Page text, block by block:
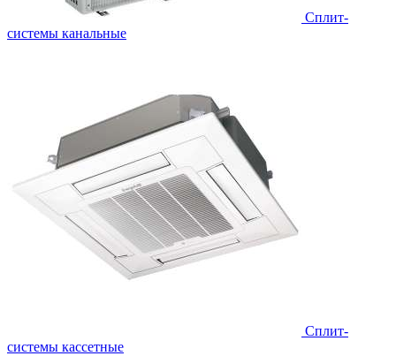
Сплит-
системы канальные
Сплит-
системы кассетные